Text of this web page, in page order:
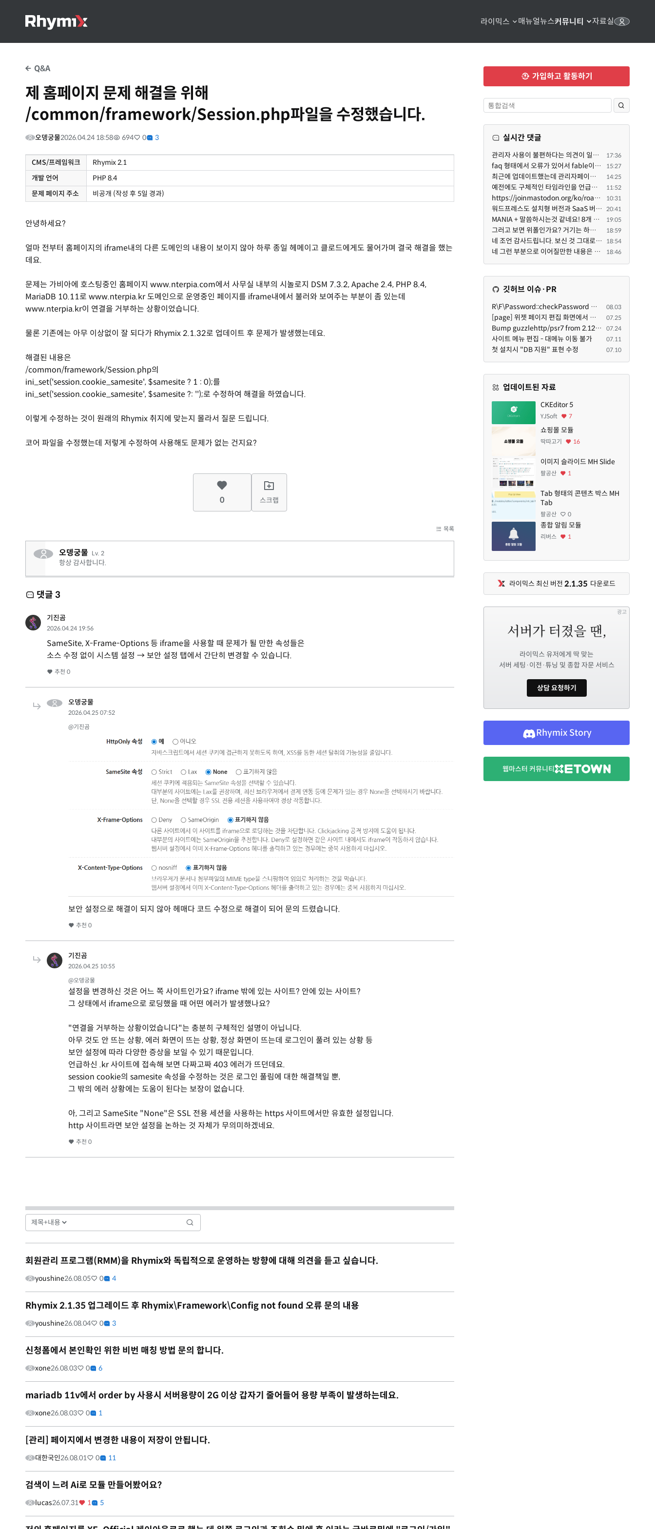
라이믹스 매뉴얼뉴스커뮤니티 자료실
Q&A
제 홈페이지 문제 해결을 위해
/common/framework/Session.php파일을 수정했습니다.
오뎅궁물2026.04.24 18:58 694 0 3
CMS/프레임워크
Rhymix 2.1
개발 언어
PHP 8.4
문제 페이지 주소
비공개 (작성 후 5일 경과)
안녕하세요?
얼마 전부터 홈페이지의 iframe내의 다른 도메인의 내용이 보이지 않아 하루 종일 헤메이고 클로드에게도 물어가며 결국 해결을 했는
데요.
문제는 가비아에 호스팅중인 홈페이지 www.nterpia.com에서 사무실 내부의 시놀로지 DSM 7.3.2, Apache 2.4, PHP 8.4,
MariaDB 10.11로 www.nterpia.kr 도메인으로 운영중인 페이지를 iframe내에서 불러와 보여주는 부분이 좀 있는데
www.nterpia.kr이 연결을 거부하는 상황이었습니다.
물론 기존에는 아무 이상없이 잘 되다가 Rhymix 2.1.32로 업데이트 후 문제가 발생했는데요.
해결된 내용은
/common/framework/Session.php의
ini_set('session.cookie_samesite', $samesite ? 1 : 0);를
ini_set('session.cookie_samesite', $samesite ?: '');로 수정하여 해결을 하였습니다.
이렇게 수정하는 것이 원래의 Rhymix 취지에 맞는지 몰라서 질문 드립니다.
코어 파일을 수정했는데 저렇게 수정하여 사용해도 문제가 없는 건지요?
0 스크랩
목록
오뎅궁물 Lv. 2
항상 감사합니다.
댓글 3
기진곰
2026.04.24 19:56
SameSite, X-Frame-Options 등 iframe을 사용할 때 문제가 될 만한 속성들은
소스 수정 없이 시스템 설정 → 보안 설정 탭에서 간단히 변경할 수 있습니다.
추천 0
오뎅궁물
2026.04.25 07:52
@기진곰
보안 설정으로 해결이 되지 않아 헤매다 코드 수정으로 해결이 되어 문의 드렸습니다.
추천 0
기진곰
2026.04.25 10:55
@오뎅궁물
설정을 변경하신 것은 어느 쪽 사이트인가요? iframe 밖에 있는 사이트? 안에 있는 사이트?
그 상태에서 iframe으로 로딩했을 때 어떤 에러가 발생했나요?
"연결을 거부하는 상황이었습니다"는 충분히 구체적인 설명이 아닙니다.
아무 것도 안 뜨는 상황, 에러 화면이 뜨는 상황, 정상 화면이 뜨는데 로그인이 풀려 있는 상황 등
보안 설정에 따라 다양한 증상을 보일 수 있기 때문입니다.
언급하신 .kr 사이트에 접속해 보면 다짜고짜 403 에러가 뜨던데요.
session cookie의 samesite 속성을 수정하는 것은 로그인 풀림에 대한 해결책일 뿐,
그 밖의 에러 상황에는 도움이 된다는 보장이 없습니다.
아, 그리고 SameSite "None"은 SSL 전용 세션을 사용하는 https 사이트에서만 유효한 설정입니다.
http 사이트라면 보안 설정을 논하는 것 자체가 무의미하겠네요.
추천 0
회원관리 프로그램(RMM)을 Rhymix와 독립적으로 운영하는 방향에 대해 의견을 듣고 싶습니다.
youshine26.08.05 0 4
Rhymix 2.1.35 업그레이드 후 Rhymix\Framework\Config not found 오류 문의 내용
youshine26.08.04 0 3
신청폼에서 본인확인 위한 비번 매칭 방법 문의 합니다.
xone26.08.03 0 6
mariadb 11v에서 order by 사용시 서버용량이 2G 이상 갑자기 줄어들어 용량 부족이 발생하는데요.
xone26.08.03 0 1
[관리] 페이지에서 변경한 내용이 저장이 안됩니다.
대한국인26.08.01 0 11
검색이 느려 Ai로 모듈 만들어봤어요?
lucas26.07.31 1 5
가입하고 활동하기
실시간 댓글
관리자 사용이 불편하다는 의견이 일부 있어서 반영했습니다 ㅎㅎ 8.4이상도 지원될 수 있도록 10.5.2 혹은 ... 17:36
faq 형태에서 오류가 있어서 fable이 수정해 주었습니다. 참고하세요. 증상 FAQ형 목록에서 항목을 펼치면 ... 15:27
최근에 업데이트했는데 관리자페이지가 많이 달라졌네요 여기서 모듈 설치하려고 하니 php 8.4.14버전이라 8... 14:25
예전에도 구체적인 타임라인을 언급했다가 지키지 못한 것에 죄송한 마음이 있다 보니 (코어 개발/운영 자체... 11:52
https://joinmastodon.org/ko/roadmap 로드맵 이야기가 나온김에 적자면 공홈에 대략적인 로드맵이 공개되어... 10:31
워드프레스도 설치형 버전과 SaaS 버전(워드프레스닷컴)은 다른 점이 많습니다. SaaS로 제공한다면 GPL 라이... 20:41
MANIA + 말씀하시는것 같네요! 8개 정도의 커뮤니티가 저 MANIA+ 기반으로 구축된거로 알고 있습니다. SaaS ... 19:05
그러고 보면 위폴인가요? 거기는 하단바를 보니까 커뮤니티 빌딩 SaaS 솔루션을 사용하고 있는거 같더라고요... 18:59
네 조언 감사드립니다. 보신 것 그대로 틀린 말씀은 아닙니다. 다만, 배포한 것에 대해 흥미가 떨어져서 뒷... 18:54
네 그런 부분으로 이어질만한 내용은 삭제 하였습니다. 불편을 드려 죄송합니다. 저희는 비즈니스 완성할 수... 18:46
깃허브 이슈·PR
R\F\Password::checkPassword 함수 해시 알고리즘을 암시적으로 호출하는 경우 Argon2id 해시 비교 실패 08.03
[page] 위젯 페이지 편집 화면에서 위젯이 Context의 module_info를 덮어쓰면 저장이 ERR_ACT_IS_NOT_STANDALONE으로 실패 07.25
Bump guzzlehttp/psr7 from 2.12.1 to 2.12.3 in /common 07.24
사이트 메뉴 편집 - 대메뉴 이동 불가 07.11
첫 설치시 "DB 지원" 표현 수정 07.10
업데이트된 자료
CKEditor 5
YJSoft 7
쇼핑몰 모듈
딱따고기 16
이미지 슬라이드 MH Slide
팔공산 1
Tab 형태의 콘텐츠 박스 MH
Tab
팔공산 0
종합 알림 모듈
리버스 1
라이믹스 최신 버전 2.1.35 다운로드
광고
라이믹스 유저에게 딱 맞는
서버 세팅·이전·튜닝 및 종합 자문 서비스
상담 요청하기
Rhymix Story
웹마스터 커뮤니티